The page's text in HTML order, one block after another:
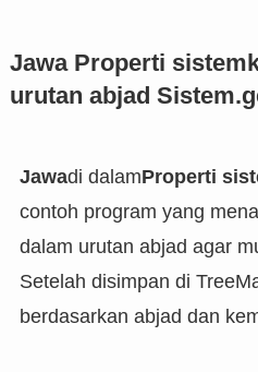
Jawa Properti sistem
urutan abjad
Jawadi dalamProperti
contoh program yang
dalam urutan abjad agar
Setelah disimpan di
berdasarkan abjad dan